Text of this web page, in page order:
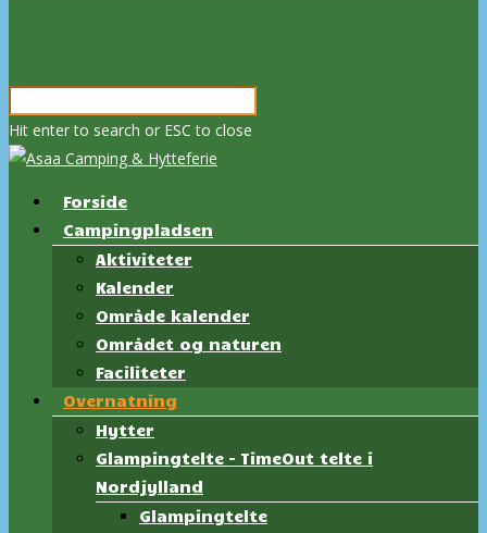
Hit enter to search or ESC to close
Forside
Campingpladsen
Aktiviteter
Kalender
Område kalender
Området og naturen
Faciliteter
Overnatning
Hytter
Glampingtelte – TimeOut telte i
Nordjylland
Glampingtelte